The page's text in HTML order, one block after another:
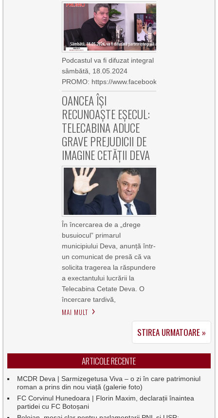
Podcastul va fi difuzat integral
sâmbătă, 18.05.2024
PROMO: https://www.facebook.com/
OANCEA ÎȘI
RECUNOAȘTE EȘECUL:
TELECABINA ADUCE
GRAVE PREJUDICII DE
IMAGINE CETĂȚII DEVA
În încercarea de a „drege
busuiocul” primarul
municipiului Deva, anunță într-
un comunicat de presă că va
solicita tragerea la răspundere
a exectantului lucrării la
Telecabina Cetate Deva. O
încercare tardivă,
MAI MULT
STIREA URMATOARE »
ARTICOLE RECENTE
MCDR Deva | Sarmizegetusa Viva – o zi în care patrimoniul
roman a prins din nou viață (galerie foto)
FC Corvinul Hunedoara | Florin Maxim, declarații înaintea
partidei cu FC Botoșani